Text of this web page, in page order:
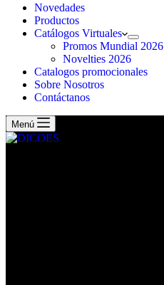
Novedades
Productos
Catálogos Virtuales
Promos Mundial 2026
Novelties 2026
Catalogos promocionales
Sobre Nosotros
Contáctanos
Menú